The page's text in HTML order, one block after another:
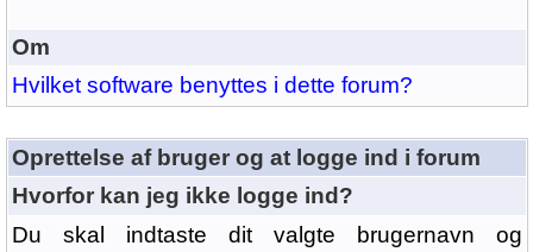
Om
Hvilket software benyttes i dette forum?
Oprettelse af bruger og at logge ind i forum
Hvorfor kan jeg ikke logge ind?
Du skal indtaste dit valgte brugernavn og